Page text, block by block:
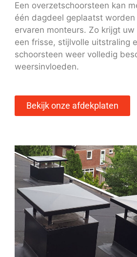
Een overzetschoorsteen kan
één dagdeel geplaatst worden
ervaren monteurs. Zo krijgt
een frisse, stijlvolle uitstraling
schoorsteen weer volledig
weersinvloeden.
Bekijk onze afdekplaten